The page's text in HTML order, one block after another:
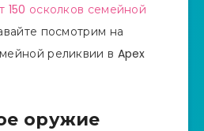
150 осколков семейной
посмотрим на
реликвии в Apex
оружие